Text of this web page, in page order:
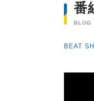
番
BLOG
BEAT